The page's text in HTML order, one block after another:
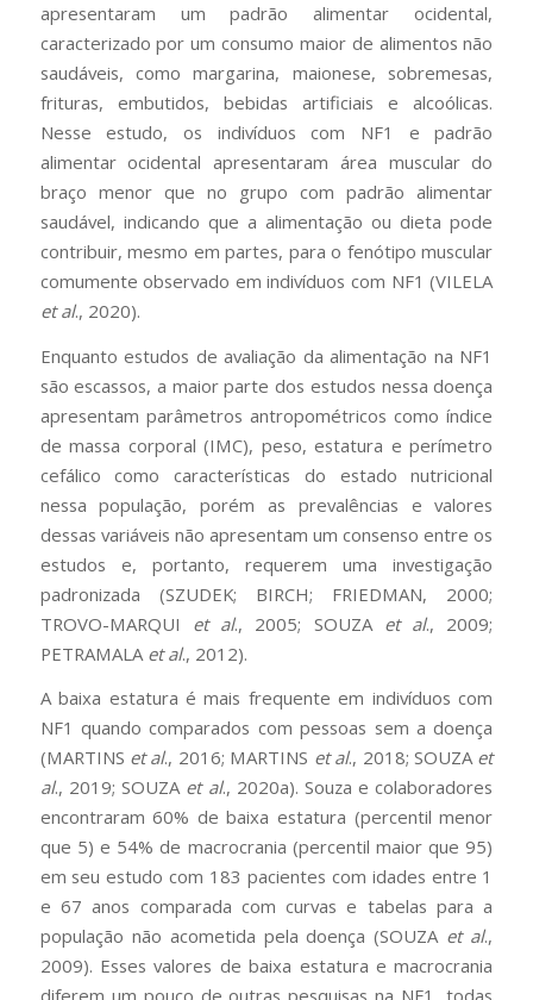
apresentaram um padrão alimentar ocidental,
caracterizado por um consumo maior de alimentos não
saudáveis, como margarina, maionese, sobremesas,
frituras, embutidos, bebidas artificiais e alcoólicas.
Nesse estudo, os indivíduos com NF1 e padrão
alimentar ocidental apresentaram área muscular do
braço menor que no grupo com padrão alimentar
saudável, indicando que a alimentação ou dieta pode
contribuir, mesmo em partes, para o fenótipo muscular
comumente observado em indivíduos com NF1 (VILELA
et al., 2020).
Enquanto estudos de avaliação da alimentação na NF1
são escassos, a maior parte dos estudos nessa doença
apresentam parâmetros antropométricos como índice
de massa corporal (IMC), peso, estatura e perímetro
cefálico como características do estado nutricional
nessa população, porém as prevalências e valores
dessas variáveis não apresentam um consenso entre os
estudos e, portanto, requerem uma investigação
padronizada (SZUDEK; BIRCH; FRIEDMAN, 2000;
TROVO-MARQUI et al., 2005; SOUZA et al., 2009;
PETRAMALA et al., 2012).
A baixa estatura é mais frequente em indivíduos com
NF1 quando comparados com pessoas sem a doença
(MARTINS et al., 2016; MARTINS et al., 2018; SOUZA et
al., 2019; SOUZA et al., 2020a). Souza e colaboradores
encontraram 60% de baixa estatura (percentil menor
que 5) e 54% de macrocrania (percentil maior que 95)
em seu estudo com 183 pacientes com idades entre 1
e 67 anos comparada com curvas e tabelas para a
população não acometida pela doença (SOUZA et al.,
2009). Esses valores de baixa estatura e macrocrania